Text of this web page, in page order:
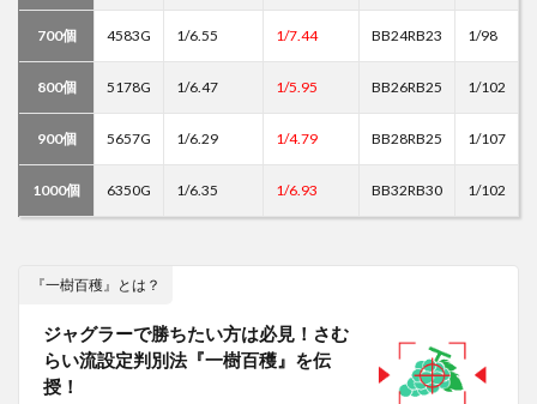
700個 4583G 1/6.55 1/7.44 BB24RB23 1/98
800個 5178G 1/6.47 1/5.95 BB26RB25 1/102
900個 5657G 1/6.29 1/4.79 BB28RB25 1/107
1000個 6350G 1/6.35 1/6.93 BB32RB30 1/102
『一樹百穫』とは？
ジャグラーで勝ちたい方は必見！さむ
らい流設定判別法『一樹百穫』を伝
授！